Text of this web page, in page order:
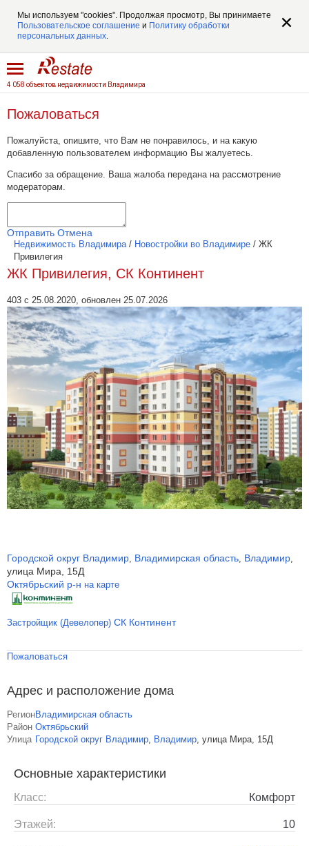
Мы используем "cookies". Продолжая просмотр, Вы принимаете
Пользовательское соглашение и Политику обработки
персональных данных.
4 058 объектов недвижимости Владимира
Пожаловаться
Пожалуйста, опишите, что Вам не понравилось, и на какую
добавленную пользователем информацию Вы жалуетесь.
Спасибо за обращение. Ваша жалоба передана на рассмотрение
модераторам.
Отправить Отмена
Недвижимость Владимира/ Новостройки во Владимире / ЖК
Привилегия
ЖК Привилегия, СК Континент
403 с 25.08.2020, обновлен 25.07.2026
Городской округ Владимир, Владимирская область, Владимир,
улица Мира, 15Д
Октябрьский р-н на карте
Застройщик (Девелопер) СК Континент
Пожаловаться
Адрес и расположение дома
РегионВладимирская область
Район Октябрьский
Улица Городской округ Владимир, Владимир, улица Мира, 15Д
Основные характеристики
Класс: Комфорт
Этажей: 10